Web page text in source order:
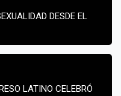
DESDE EL
LATINO CELEBRÓ